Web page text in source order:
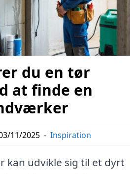
du en tør
at finde en
11/2025 - Inspiration
kan udvikle sig til et dyrt